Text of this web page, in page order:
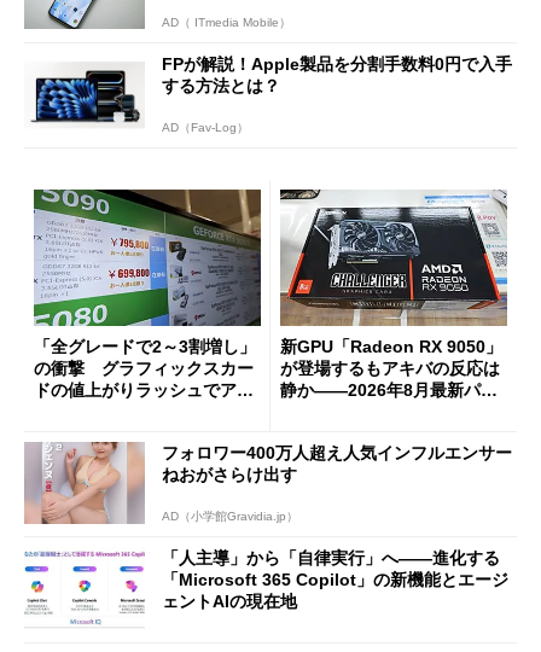
AD（ ITmedia Mobile）
FPが解説！Apple製品を分割手数料0円で入手
する方法とは？
AD（Fav-Log）
「全グレードで2～3割増し」
の衝撃 グラフィックスカー
ドの値上がりラッシュでアキ
新GPU「Radeon RX 9050」
が登場するもアキバの反応は
静か――2026年8月最新パー
フォロワー400万人超え人気インフルエンサー
ねおがさらけ出す
AD（小学館Gravidia.jp）
「人主導」から「自律実行」へ――進化する
「Microsoft 365 Copilot」の新機能とエージ
ェントAIの現在地